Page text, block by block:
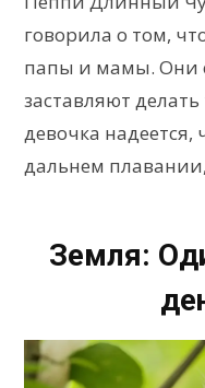
говорила о том,
папы и мамы. Они
заставляют
девочка
дальнем
Земля: